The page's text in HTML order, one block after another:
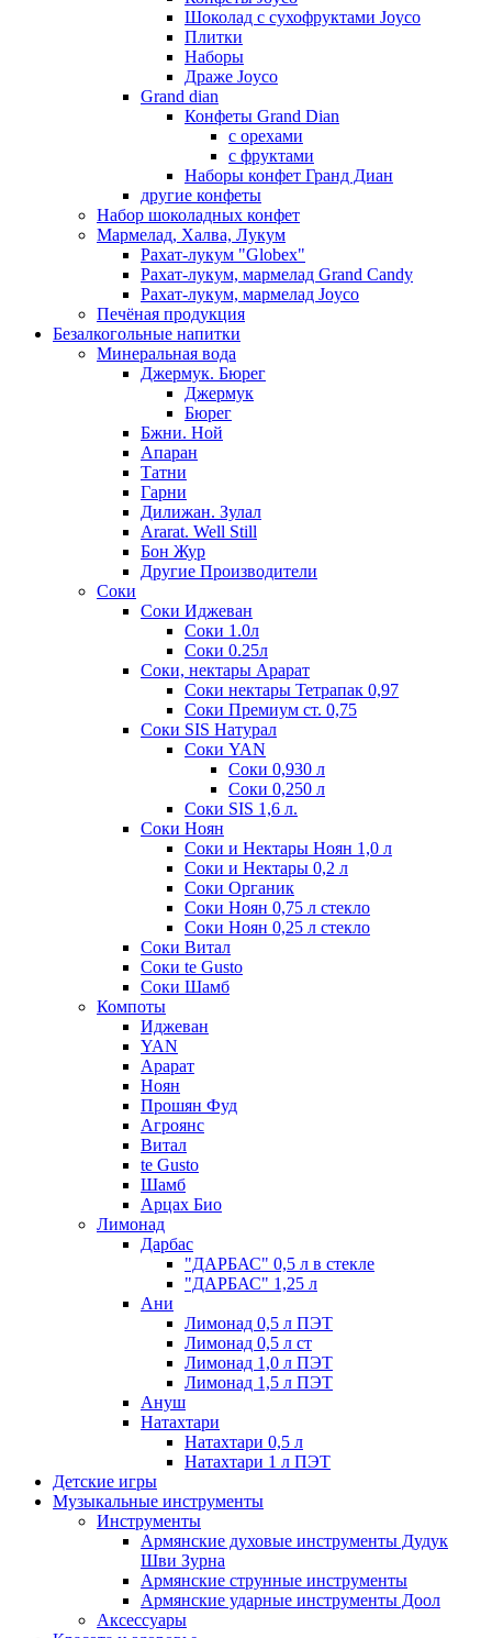
Шоколад с сухофруктами Joyco
Плитки
Наборы
Драже Joyco
Grand dian
Конфеты Grand Dian
с орехами
с фруктами
Наборы конфет Гранд Диан
другие конфеты
Набор шоколадных конфет
Мармелад, Халва, Лукум
Рахат-лукум "Globex"
Рахат-лукум, мармелад Grand Candy
Рахат-лукум, мармелад Joyco
Печёная продукция
Безалкогольные напитки
Минеральная вода
Джермук. Бюрег
Джермук
Бюрег
Бжни. Ной
Апаран
Татни
Гарни
Дилижан. Зулал
Ararat. Well Still
Бон Жур
Другие Производители
Соки
Соки Иджеван
Соки 1.0л
Соки 0.25л
Соки, нектары Арарат
Соки нектары Тетрапак 0,97
Соки Премиум ст. 0,75
Соки SIS Натурал
Соки YAN
Соки 0,930 л
Соки 0,250 л
Соки SIS 1,6 л.
Соки Ноян
Соки и Нектары Ноян 1,0 л
Соки и Нектары 0,2 л
Соки Органик
Соки Ноян 0,75 л стекло
Соки Ноян 0,25 л стекло
Соки Витал
Соки te Gusto
Соки Шамб
Компоты
Иджеван
YAN
Арарат
Ноян
Прошян Фуд
Агроянс
Витал
te Gusto
Шамб
Арцах Био
Лимонад
Дарбас
"ДАРБАС" 0,5 л в стекле
"ДАРБАС" 1,25 л
Ани
Лимонад 0,5 л ПЭТ
Лимонад 0,5 л ст
Лимонад 1,0 л ПЭТ
Лимонад 1,5 л ПЭТ
Ануш
Натахтари
Натахтари 0,5 л
Натахтари 1 л ПЭТ
Детские игры
Музыкальные инструменты
Инструменты
Армянские духовые инструменты Дудук
Шви Зурна
Армянские струнные инструменты
Армянские ударные инструменты Доол
Аксессуары